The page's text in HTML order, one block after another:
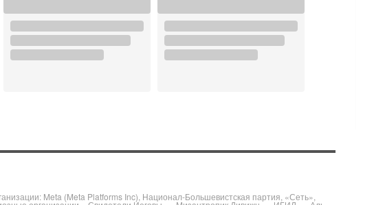
Meta (Meta Platforms Inc), Национал-Большевистская партия, «Сеть»,